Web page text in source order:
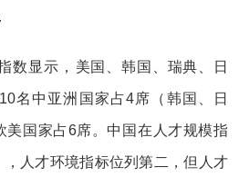
数显示，‌美国、韩国、瑞典、日
名中亚洲国家占4席（韩国、日
美国家占6席。中国在‌人才规模指
人才环境指标位列第二，但人才